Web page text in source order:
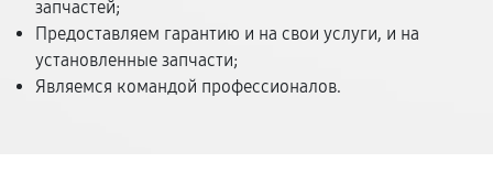
запчастей;
Предоставляем гарантию и на свои услуги, и на
установленные запчасти;
Являемся командой профессионалов.